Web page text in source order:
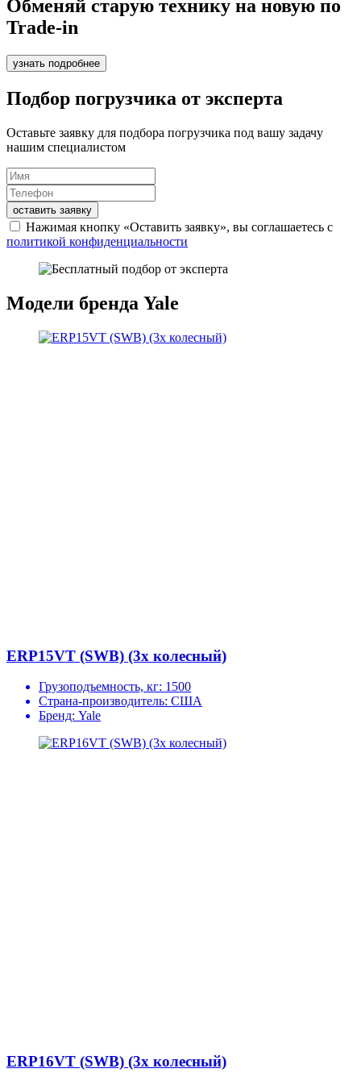
Обменяй старую технику на новую по
Trade-in
узнать подробнее
Подбор погрузчика от эксперта
Оставьте заявку для подбора погрузчика под вашу задачу
нашим специалистом
оставить заявку
Нажимая кнопку «Оставить заявку», вы соглашаетесь с
политикой конфиденциальности
Модели бренда Yale
ERP15VT (SWB) (3х колесный)
Грузоподъемность, кг: 1500
Страна-производитель: США
Бренд: Yale
ERP16VT (SWB) (3х колесный)